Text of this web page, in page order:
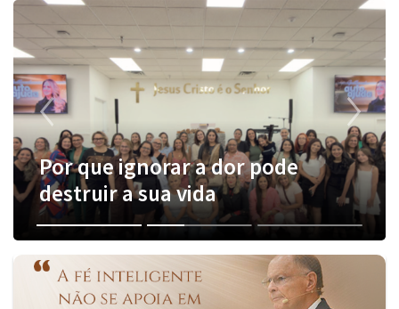
Por que ignorar a dor pode
destruir a sua vida
Previous Next